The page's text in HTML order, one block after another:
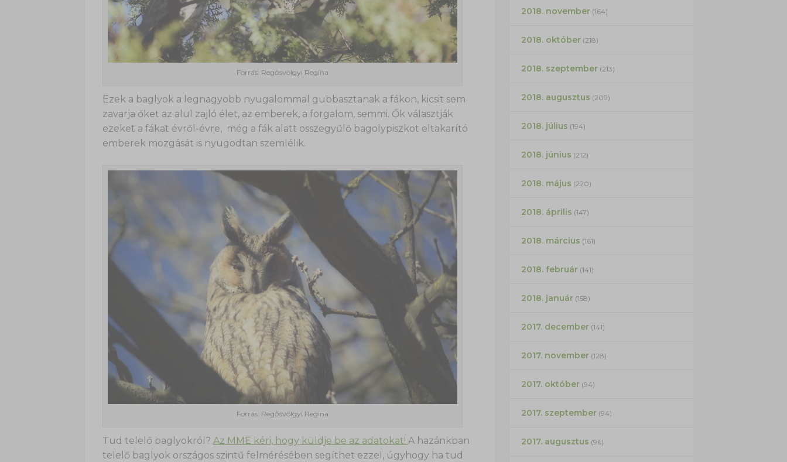
Forrás: Regősvölgyi Regina
Ezek a baglyok a legnagyobb nyugalommal gubbasztanak a fákon, kicsit sem
zavarja őket az alul zajló élet, az emberek, a forgalom, semmi. Ők választják
ezeket a fákat évről-évre, még a fák alatt összegyűlő bagolypiszkot eltakarító
emberek mozgását is nyugodtan szemlélik.
Forrás: Regősvölgyi Regina
Tud telelő baglyokról? Az MME kéri, hogy küldje be az adatokat! A hazánkban
telelő baglyok országos szintű felmérésében segíthet ezzel, úgyhogy ha tud
2018. november(164)
2018. október(218)
2018. szeptember(213)
2018. augusztus (209)
2018. július (194)
2018. június (212)
2018. május (220)
2018. április (147)
2018. március (161)
2018. február(141)
2018. január(158)
2017. december(141)
2017. november(128)
2017. október(94)
2017. szeptember(94)
2017. augusztus (96)